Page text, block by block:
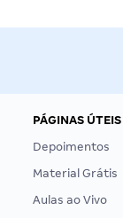
PÁGINAS ÚTEIS
Depoimentos
Material Grátis
Aulas ao Vivo